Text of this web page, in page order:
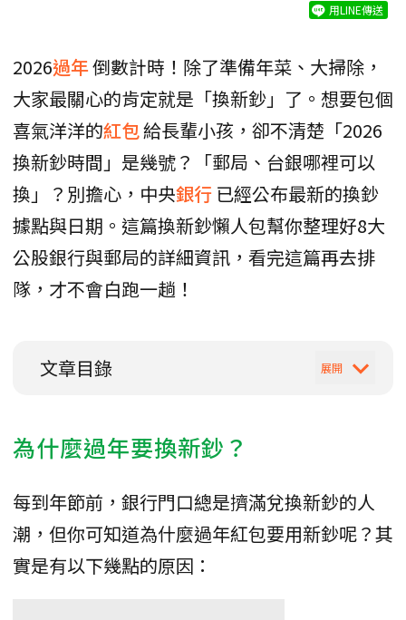
用LINE傳送
2026過年倒數計時！除了準備年菜、大掃除，
大家最關心的肯定就是「換新鈔」了。想要包個
喜氣洋洋的紅包給長輩小孩，卻不清楚「2026
換新鈔時間」是幾號？「郵局、台銀哪裡可以
換」？別擔心，中央銀行 已經公布最新的換鈔
據點與日期。這篇換新鈔懶人包幫你整理好8大
公股銀行與郵局的詳細資訊，看完這篇再去排
隊，才不會白跑一趟！
文章目錄
為什麼過年要換新鈔？
每到年節前，銀行門口總是擠滿兌換新鈔的人
潮，但你可知道為什麼過年紅包要用新鈔呢？其
實是有以下幾點的原因：